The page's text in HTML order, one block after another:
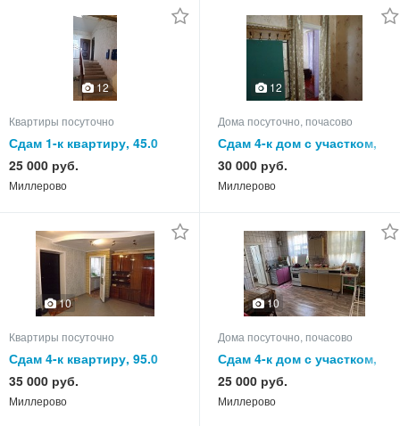
12
Квартиры посуточно
Сдам 1-к квартиру, 45.0
кв.м, этаж 1 из 3
25 000 руб.
Миллерово
12
Дома посуточно, почасово
Сдам 4-к дом с участком,
65.0 кв.м, этажей 1
30 000 руб.
Миллерово
10
Квартиры посуточно
Сдам 4-к квартиру, 95.0
кв.м, этаж 1 из 5
35 000 руб.
Миллерово
10
Дома посуточно, почасово
Сдам 4-к дом с участком,
75.0 кв.м, этажей 1
25 000 руб.
Миллерово